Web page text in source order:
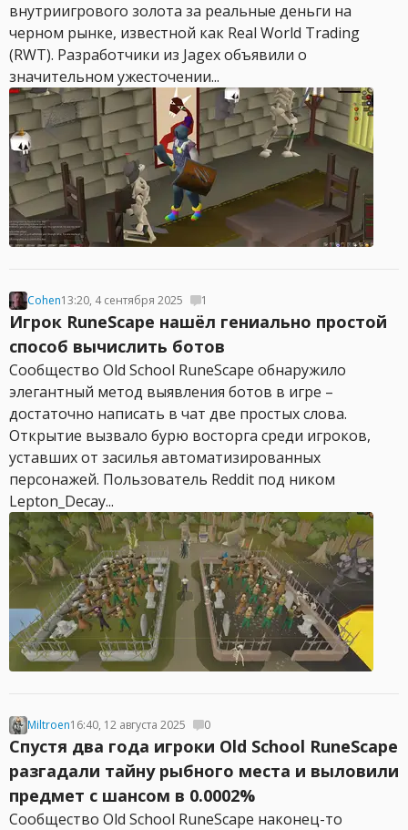
внутриигрового золота за реальные деньги на
черном рынке, известной как Real World Trading
(RWT). Разработчики из Jagex объявили о
значительном ужесточении...
Cohen13:20, 4 сентября 2025 1
Игрок RuneScape нашёл гениально простой
способ вычислить ботов
Сообщество Old School RuneScape обнаружило
элегантный метод выявления ботов в игре –
достаточно написать в чат две простых слова.
Открытие вызвало бурю восторга среди игроков,
уставших от засилья автоматизированных
персонажей. Пользователь Reddit под ником
Lepton_Decay...
Miltroen16:40, 12 августа 2025 0
Спустя два года игроки Old School RuneScape
разгадали тайну рыбного места и выловили
предмет с шансом в 0.0002%
Сообщество Old School RuneScape наконец-то